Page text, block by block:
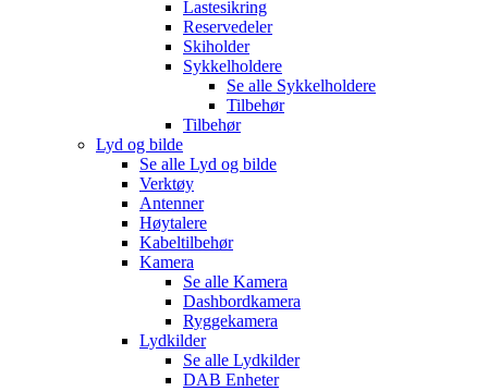
Lastesikring
Reservedeler
Skiholder
Sykkelholdere
Se alle Sykkelholdere
Tilbehør
Tilbehør
Lyd og bilde
Se alle Lyd og bilde
Verktøy
Antenner
Høytalere
Kabeltilbehør
Kamera
Se alle Kamera
Dashbordkamera
Ryggekamera
Lydkilder
Se alle Lydkilder
DAB Enheter